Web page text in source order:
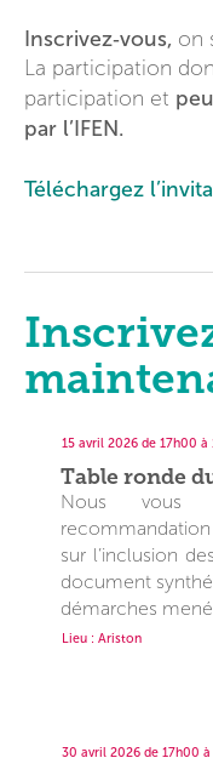
Inscrivez‑vous, on
La participation
participation et
par l’IFEN.
Téléchargez
15 avril 2026 de 17h00 à
Table ronde
Nous vous
sur l’inclusion
document
démarches
Lieu : Ariston
30 avril 2026 de 17h00 à